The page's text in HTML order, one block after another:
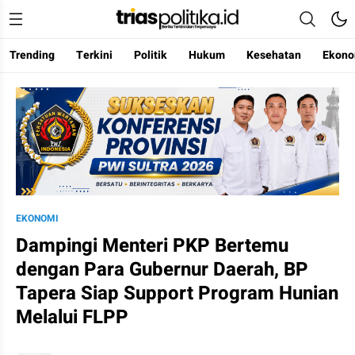
Berita Terkini & Terpercaya
Trending Terkini Politik Hukum Kesehatan
EKONOMI
Dampingi Menteri PKP Bertemu
dengan Para Gubernur Daerah, BP
Tapera Siap Support Program Hunian
Melalui FLPP